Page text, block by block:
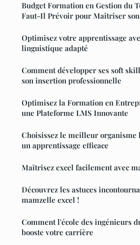
Budget Formation en Gestion du
Faut-Il Prévoir pour Maîtriser son
Optimisez votre apprentissage
linguistique adapté
Comment développer ses soft
son insertion professionnelle
Optimisez la Formation en
une Plateforme LMS Innovante
Choisissez le meilleur
un apprentissage efficace
Maîtrisez excel facilement avec
Découvrez les astuces
mamzelle excel !
Comment l'école des ingénieurs
booste votre carrière